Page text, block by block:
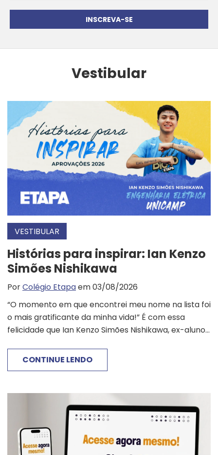
Vestibular
VESTIBULAR
Histórias para inspirar: Ian Kenzo
Simões Nishikawa
PorColégio Etapaem 03/08/2026
“O momento em que encontrei meu nome na lista foi
o mais gratificante da minha vida!” É com essa
felicidade que Ian Kenzo Simões Nishikawa, ex-aluno...
CONTINUE LENDO